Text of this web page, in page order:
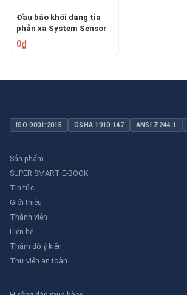
Đầu báo khói dạng tia
phản xạ System Sensor
BEAM1224S
0₫
ISO 9001:2015 OSHA 1910.147 ANSI Z244.1
Sản phẩm
SUPER SMART E-BOOK
Tin tức
Giới thiệu
Thành viên
Liên hệ
Thăm dò ý kiến
Thư viên an toàn